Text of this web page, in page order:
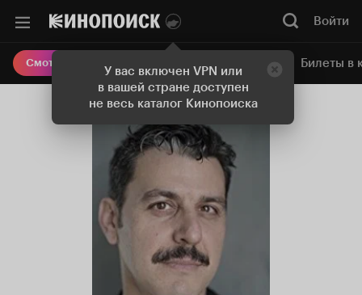
У вас включен VPN или
в вашей стране доступен
не весь каталог Кинопоиска
Войти
Смотреть кино Онлайн-кинотеатр Билеты в